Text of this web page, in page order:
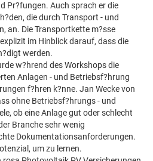
Pr?fungen. Auch sprach er die
die durch Transport - und
an. Die Transportkette m?sse
im Hinblick darauf, dass die
werden.
w?hrend des Workshops die
Anlagen - und Betriebsf?hrung
f?hren k?nne. Jan Wecke von
ohne Betriebsf?hrungs - und
ob eine Anlage gut oder schlecht
Branche sehr wenig
Dokumentationsanforderungen.
um zu lernen.